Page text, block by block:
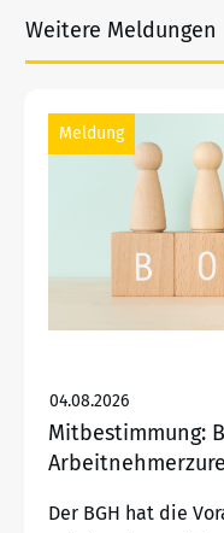
Weitere Meldungen
Meldung
04.08.2026
Mitbestimmung:
Der BGH hat die